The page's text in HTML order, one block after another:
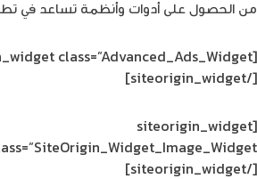
من الحصول على أدوات وأنظمة تساعد في
[siteorigin_widget class=”Advanced_Ads_Widget”]
[/siteorigin_widget]
[siteorigin_widget
[/siteorigin_widget]